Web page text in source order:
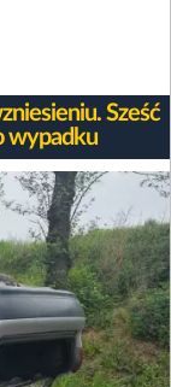
Sześć
wypadku